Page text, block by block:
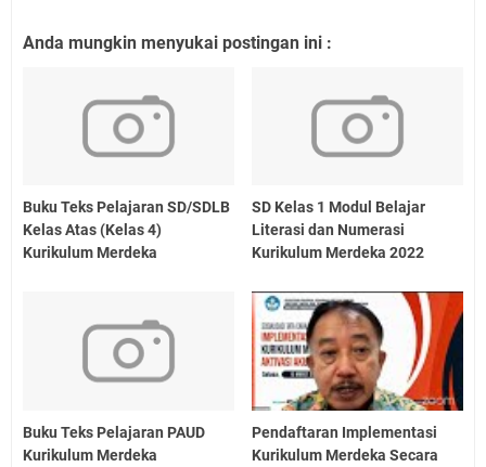
Anda mungkin menyukai postingan ini :
Buku Teks Pelajaran SD/SDLB
Kelas Atas (Kelas 4)
Kurikulum Merdeka
SD Kelas 1 Modul Belajar
Literasi dan Numerasi
Kurikulum Merdeka 2022
Buku Teks Pelajaran PAUD
Kurikulum Merdeka
Pendaftaran Implementasi
Kurikulum Merdeka Secara